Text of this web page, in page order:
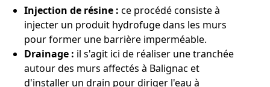
Injection de résine : ce procédé consiste à
injecter un produit hydrofuge dans les murs
pour former une barrière imperméable.
Drainage : il s'agit ici de réaliser une tranchée
autour des murs affectés à Balignac et
d'installer un drain pour diriger l'eau à